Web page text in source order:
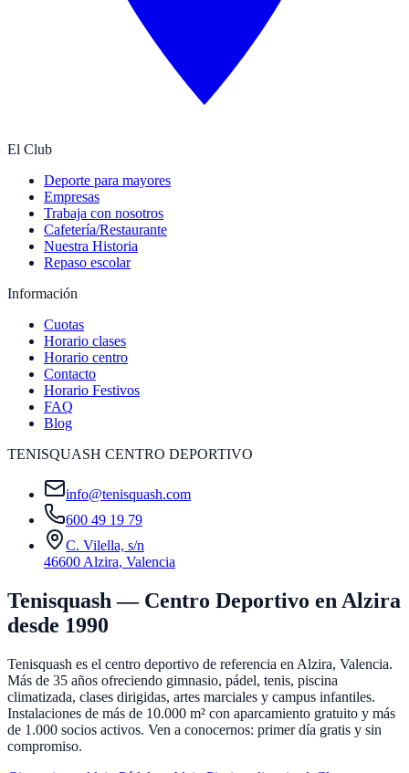
El Club
Deporte para mayores
Empresas
Trabaja con nosotros
Cafetería/Restaurante
Nuestra Historia
Repaso escolar
Información
Cuotas
Horario clases
Horario centro
Contacto
Horario Festivos
FAQ
Blog
TENISQUASH CENTRO DEPORTIVO
info@tenisquash.com
600 49 19 79
C. Vilella, s/n
46600 Alzira, Valencia
Tenisquash — Centro Deportivo en Alzira
desde 1990
Tenisquash es el centro deportivo de referencia en Alzira, Valencia.
Más de 35 años ofreciendo gimnasio, pádel, tenis, piscina
climatizada, clases dirigidas, artes marciales y campus infantiles.
Instalaciones de más de 10.000 m² con aparcamiento gratuito y más
de 1.000 socios activos. Ven a conocernos: primer día gratis y sin
compromiso.